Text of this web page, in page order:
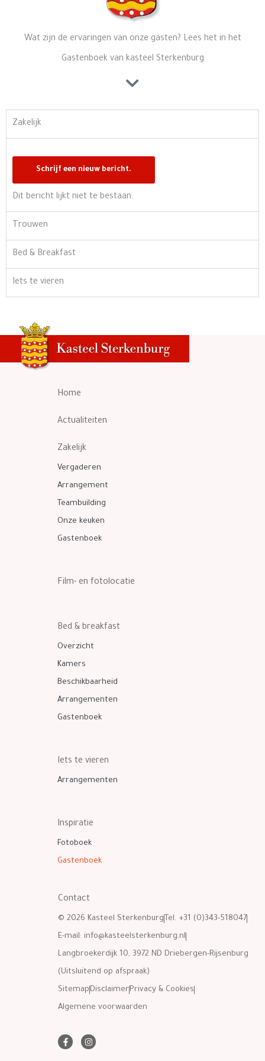
Wat zijn de ervaringen van onze gasten? Lees het in het
Gastenboek van kasteel Sterkenburg
Zakelijk
Dit bericht lijkt niet te bestaan.
Trouwen
Bed & Breakfast
Iets te vieren
Home
Actualiteiten
Zakelijk
Vergaderen
Arrangement
Teambuilding
Onze keuken
Gastenboek
Film- en fotolocatie
Bed & breakfast
Overzicht
Kamers
Beschikbaarheid
Arrangementen
Gastenboek
Iets te vieren
Arrangementen
Inspiratie
Fotoboek
Gastenboek
Contact
© 2026 Kasteel Sterkenburg Tel. +31 (0)343-518047
E-mail: info@kasteelsterkenburg.nl
Langbroekerdijk 10, 3972 ND Driebergen-Rijsenburg
(Uitsluitend op afspraak)
Sitemap Disclaimer Privacy & Cookies
Algemene voorwaarden
F
a
I
n